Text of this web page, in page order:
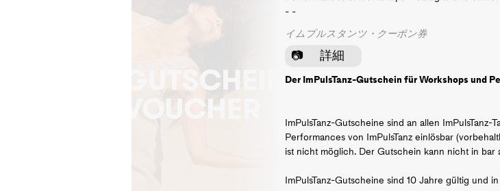
- -
イムプルスタンツ・クーポン券
詳細
Der ImPulsTanz-Gutschein für Workshops und
ImPulsTanz-Gutscheine sind an allen
Performances von ImPulsTanz einlösbar
ist nicht möglich. Der Gutschein kann nicht in bar
ImPulsTanz-Gutscheine sind 10 Jahre gültig und